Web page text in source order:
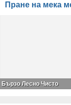
Пране на мека
Бързо Лесно Чисто